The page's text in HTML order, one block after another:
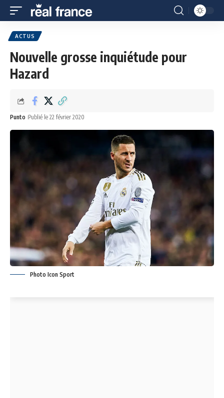
ACTUS
Nouvelle grosse inquiétude pour
Hazard
Punto Publié le 22 février 2020
Photo Icon Sport